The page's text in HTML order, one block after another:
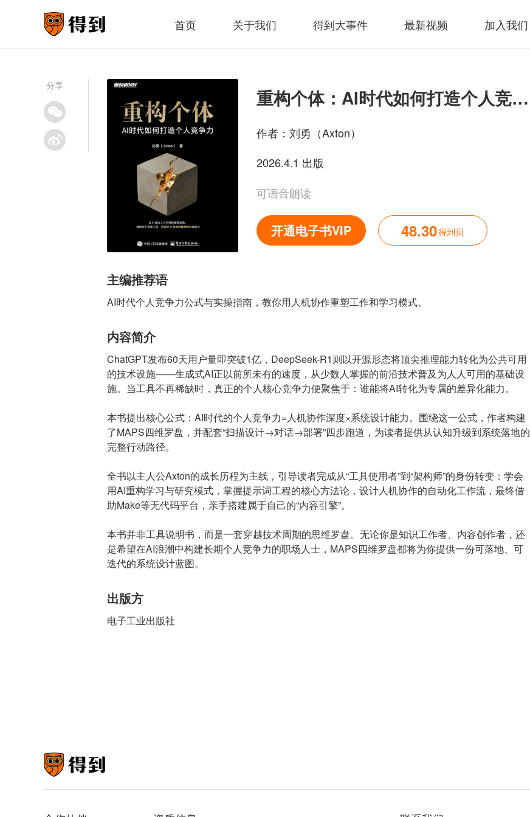
首页 关于我们 得到大事件 最新视频 加入我们
分享
重构个体：AI时代如何打造个人竞争力
作者： 刘勇（Axton）
2026.4.1 出版
可语音朗读
开通电子书VIP 48.30得到贝
主编推荐语
AI时代个人竞争力公式与实操指南，教你用人机协作重塑工作和学习模式。
内容简介
ChatGPT发布60天用户量即突破1亿，DeepSeek-R1则以开源形态将顶尖推理能力转化为公共可用
的技术设施——生成式AI正以前所未有的速度，从少数人掌握的前沿技术普及为人人可用的基础设
施。当工具不再稀缺时，真正的个人核心竞争力便聚焦于：谁能将AI转化为专属的差异化能力。
本书提出核心公式：AI时代的个人竞争力=人机协作深度×系统设计能力。围绕这一公式，作者构建
了MAPS四维罗盘，并配套“扫描设计→对话→部署”四步跑道，为读者提供从认知升级到系统落地的
完整行动路径。
全书以主人公Axton的成长历程为主线，引导读者完成从“工具使用者”到“架构师”的身份转变：学会
用AI重构学习与研究模式，掌握提示词工程的核心方法论，设计人机协作的自动化工作流，最终借
助Make等无代码平台，亲手搭建属于自己的“内容引擎”。
本书并非工具说明书，而是一套穿越技术周期的思维罗盘。无论你是知识工作者、内容创作者，还
是希望在AI浪潮中构建长期个人竞争力的职场人士，MAPS四维罗盘都将为你提供一份可落地、可
迭代的系统设计蓝图。
出版方
电子工业出版社